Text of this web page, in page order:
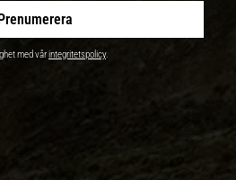
med vårintegritetspolicy.